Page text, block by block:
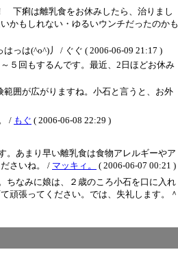
下痢は離乳食をお休みしたら、治りまし
かもしれない・ゆるいウンチだったのかも
っは(^o^)丿 / ぐぐ ( 2006-06-09 21:17 )
５回もするんです。最近、2日ほどお休み
囲が広がりますね。小石と言うと、お外
/ もぐ ( 2006-06-08 22:29 )
あまり早い離乳食は食物アレルギーやア
さいね。 / マッキィ。
( 2006-06-07 00:21 )
ちなみに娘は、２歳のころ小石を口に入れ
頑張ってください。では、失礼します。＾